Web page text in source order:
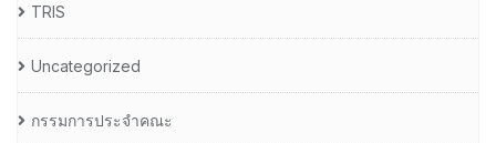
TRIS
Uncategorized
กรรมการประจำคณะ